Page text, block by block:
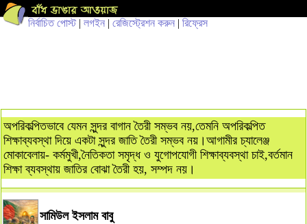
নির্বাচিত পোস্ট| লগইন | রেজিস্ট্রেশন করুন | রিফ্রেস
অপরিকল্পিতভাবে যেমন সুন্দর বাগান তৈরী সম্ভব নয়,তেমনি অপরিকল্পিত
শিক্ষাব্যবস্থা দিয়ে একটা সুন্দর জাতি তৈরী সম্ভব নয়।আগামীর চ্যালেঞ্জ
মোকাবেলায়- কর্মমুখী,নৈতিকতা সমৃদ্ধ ও যুগোপযোগী শিক্ষাব্যবস্থা চাই,বর্তমান
শিক্ষা ব্যবস্থায় জাতির বোঝা তৈরী হয়, সম্পদ নয়।
সামিউল ইসলাম বাবু